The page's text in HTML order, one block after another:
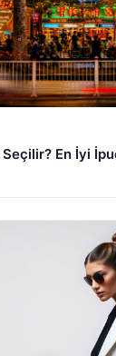
En İyi